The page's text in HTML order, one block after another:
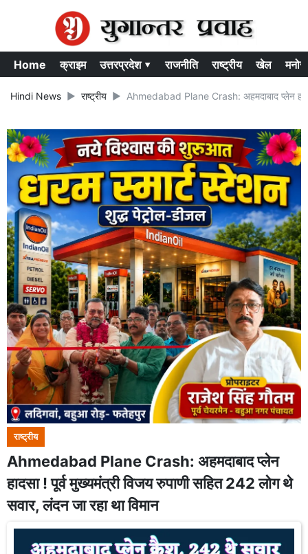
Home क्राइम उत्तरप्रदेश ▾ राजनीति राष्ट्रीय खेल
Hindi News राष्ट्रीय Ahmedabad Plane Crash: अहमदाबाद प्लेन
राष्ट्रीय
Ahmedabad Plane Crash: अहमदाबाद प्लेन
हादसा ! पूर्व मुख्यमंत्री विजय रुपाणी सहित 242 लोग थे
सवार, लंदन जा रहा था विमान